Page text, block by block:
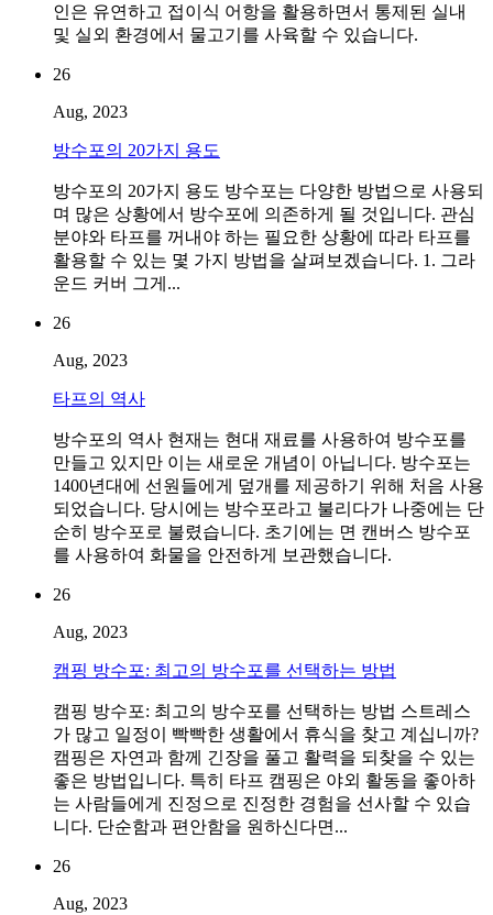
인은 유연하고 접이식 어항을 활용하면서 통제된 실내
및 실외 환경에서 물고기를 사육할 수 있습니다.
26
Aug, 2023
방수포의 20가지 용도
방수포의 20가지 용도 방수포는 다양한 방법으로 사용되
며 많은 상황에서 방수포에 의존하게 될 것입니다. 관심
분야와 타프를 꺼내야 하는 필요한 상황에 따라 타프를
활용할 수 있는 몇 가지 방법을 살펴보겠습니다. 1. 그라
운드 커버 그게...
26
Aug, 2023
타프의 역사
방수포의 역사 현재는 현대 재료를 사용하여 방수포를
만들고 있지만 이는 새로운 개념이 아닙니다. 방수포는
1400년대에 선원들에게 덮개를 제공하기 위해 처음 사용
되었습니다. 당시에는 방수포라고 불리다가 나중에는 단
순히 방수포로 불렸습니다. 초기에는 면 캔버스 방수포
를 사용하여 화물을 안전하게 보관했습니다.
26
Aug, 2023
캠핑 방수포: 최고의 방수포를 선택하는 방법
캠핑 방수포: 최고의 방수포를 선택하는 방법 스트레스
가 많고 일정이 빡빡한 생활에서 휴식을 찾고 계십니까?
캠핑은 자연과 함께 긴장을 풀고 활력을 되찾을 수 있는
좋은 방법입니다. 특히 타프 캠핑은 야외 활동을 좋아하
는 사람들에게 진정으로 진정한 경험을 선사할 수 있습
니다. 단순함과 편안함을 원하신다면...
26
Aug, 2023